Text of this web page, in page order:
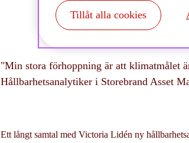
"Min stora förhoppning är att klimatmålet
Hållbarhetsanalytiker i Storebrand Asset
Ett långt samtal med Victoria Lidén ny
Tillåt alla cookies